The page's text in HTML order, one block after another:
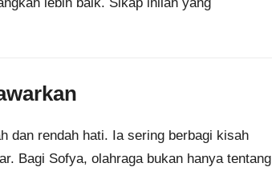
dan rendah hati. Ia sering berbagi kisah
Bagi Sofya, olahraga bukan hanya tentang